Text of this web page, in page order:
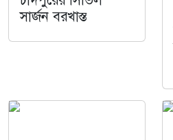
সার্জন বরখাস্ত